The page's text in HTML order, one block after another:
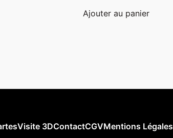
Ajouter au panier
Visite 3DContactCGVMentions Légales